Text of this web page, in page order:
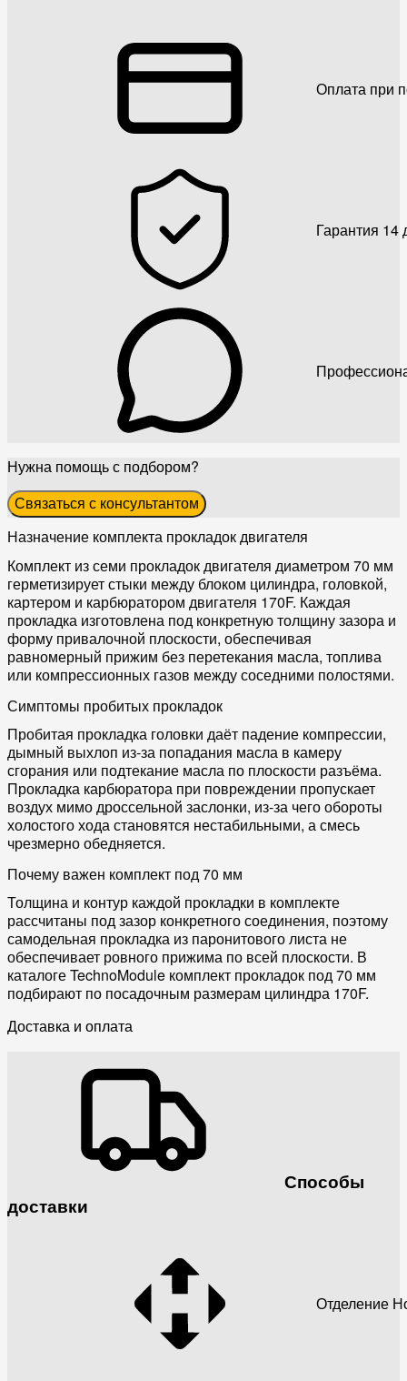
Оплата при
Гарантия 14
Нужна помощь с подбором?
Связаться с консультантом
Назначение комплекта прокладок двигателя
Комплект из семи прокладок двигателя диаметром 70 мм
герметизирует стыки между блоком цилиндра, головкой,
картером и карбюратором двигателя 170F. Каждая
прокладка изготовлена под конкретную толщину зазора и
форму привалочной плоскости, обеспечивая
равномерный прижим без перетекания масла, топлива
или компрессионных газов между соседними полостями.
Симптомы пробитых прокладок
Пробитая прокладка головки даёт падение компрессии,
дымный выхлоп из-за попадания масла в камеру
сгорания или подтекание масла по плоскости разъёма.
Прокладка карбюратора при повреждении пропускает
воздух мимо дроссельной заслонки, из-за чего обороты
холостого хода становятся нестабильными, а смесь
чрезмерно обедняется.
Почему важен комплект под 70 мм
Толщина и контур каждой прокладки в комплекте
рассчитаны под зазор конкретного соединения, поэтому
самодельная прокладка из паронитового листа не
обеспечивает ровного прижима по всей плоскости. В
каталоге TechnoModule комплект прокладок под 70 мм
подбирают по посадочным размерам цилиндра 170F.
Доставка и оплата
Способы
доставки
Отделение